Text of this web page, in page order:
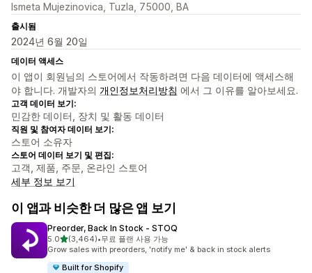
Ismeta Mujezinovica, Tuzla, 75000, BA
출시됨
2024년 6월 20일
데이터 액세스
이 앱이 회원님의 스토어에서 작동하려면 다음 데이터에 액세스해
야 합니다. 개발자의 개인정보처리방침 에서 그 이유를 알아보세요.
고객 데이터 보기:
민감한 데이터, 장치 및 활동 데이터
직원 및 참여자 데이터 보기:
스토어 소유자
스토어 데이터 보기 및 편집:
고객, 제품, 주문, 온라인 스토어
세부 정보 보기
이 앱과 비슷한 더 많은 앱 보기
Preorder, Back In Stock ‑ STOQ
5.0별 5개 중
(3,464)
총 리뷰 3464개
•무료 플랜 사용 가능
Grow sales with preorders, 'notify me' & back in stock alerts
Built for Shopify